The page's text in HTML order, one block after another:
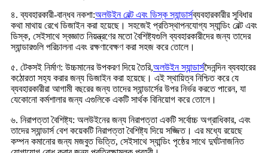
৪. ব্যবহারকারী-বান্ধব নকশা:অলউইন বেল্ট এবং ডিস্ক স্যান্ডার্সব্যবহারকারীর সুবিধার
কথা মাথায় রেখে ডিজাইন করা হয়েছে। সহজেই প্রতিস্থাপনযোগ্য স্যান্ডিং বেল্ট এবং
ডিস্ক, সেইসাথে স্বজ্ঞাত নিয়ন্ত্রণের মতো বৈশিষ্ট্যগুলি ব্যবহারকারীদের জন্য তাদের
স্যান্ডারগুলি পরিচালনা এবং রক্ষণাবেক্ষণ করা সহজ করে তোলে।
৫. টেকসই নির্মাণ: উচ্চমানের উপকরণ দিয়ে তৈরি,অলউইন স্যান্ডার্সদৈনন্দিন ব্যবহারের
কঠোরতা সহ্য করার জন্য ডিজাইন করা হয়েছে। এই স্থায়িত্ব নিশ্চিত করে যে
ব্যবহারকারীরা আগামী বছরের জন্য তাদের স্যান্ডার্সের উপর নির্ভর করতে পারেন, যা
যেকোনো কর্মশালার জন্য এগুলিকে একটি সার্থক বিনিয়োগ করে তোলে।
৬. নিরাপত্তা বৈশিষ্ট্য: অলউইনের জন্য নিরাপত্তা একটি সর্বোচ্চ অগ্রাধিকার, এবং
তাদের স্যান্ডার্স বেশ কয়েকটি নিরাপত্তা বৈশিষ্ট্য দিয়ে সজ্জিত। এর মধ্যে রয়েছে
কম্পন কমানোর জন্য মজবুত ভিত্তি, সেইসাথে স্যান্ডিং পৃষ্ঠের সাথে দুর্ঘটনাজনিত